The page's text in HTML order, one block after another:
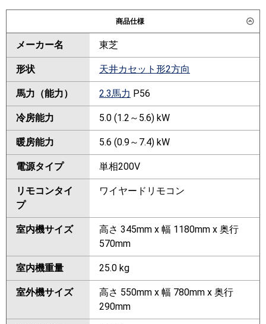
商品仕様
メーカー名 東芝
形状 天井カセット形2方向
馬力（能力） 2.3馬力 P56
冷房能力 5.0 (1.2～5.6) kW
暖房能力 5.6 (0.9～7.4) kW
電源タイプ 単相200V
リモコンタイ
プ
ワイヤードリモコン
室内機サイズ
高さ 345mm x 幅 1180mm x 奥行
570mm
室内機重量 25.0 kg
室外機サイズ
高さ 550mm x 幅 780mm x 奥行
290mm